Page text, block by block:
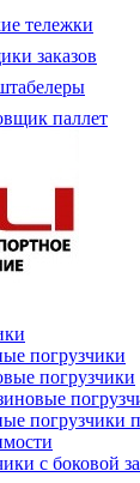
тележки
заказов
паллет
погрузчики
погрузчики
погрузчики
с боковой